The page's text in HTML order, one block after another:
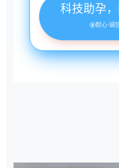
科技助孕
耐心·诚